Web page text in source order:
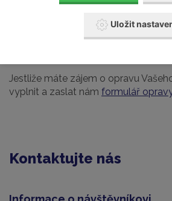
Naši servisní technici absolvují
výrobců, které na našem území
Posunujeme tak naši servisní činnost
Jestliže máte zájem o opravu
vyplnit a zaslat nám formulář
Kontaktujte nás
Uložit